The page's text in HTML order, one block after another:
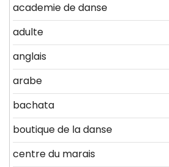
academie de danse
adulte
anglais
arabe
bachata
boutique de la danse
centre du marais